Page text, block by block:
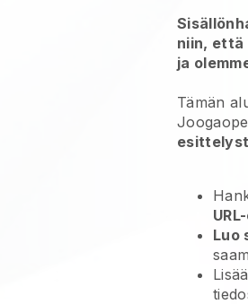
niin, että
ja
Tämän
Luo